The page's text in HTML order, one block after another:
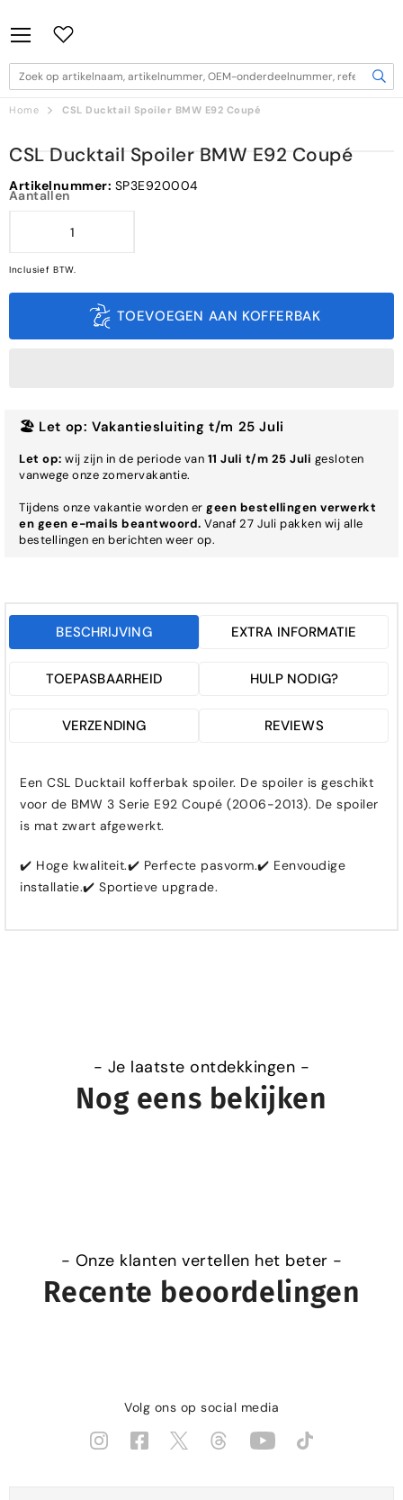
Home > CSL Ducktail Spoiler BMW E92 Coupé
NAAR
CSL Ducktail Spoiler BMW E92 Coupé
Artikelnummer: SP3E920004
Aantallen
Inclusief BTW.
TOEVOEGEN AAN KOFFERBAK
🏖️ Let op: Vakantiesluiting t/m 25 Juli
Let op: wij zijn in de periode van 11 Juli t/m 25 Juli gesloten
vanwege onze zomervakantie.
Tijdens onze vakantie worden er geen bestellingen verwerkt
en geen e-mails beantwoord. Vanaf 27 Juli pakken wij alle
bestellingen en berichten weer op.
BESCHRIJVING EXTRA INFORMATIE
TOEPASBAARHEID HULP NODIG?
VERZENDING REVIEWS
Een CSL Ducktail kofferbak spoiler. De spoiler is geschikt
voor de BMW 3 Serie E92 Coupé (2006-2013). De spoiler
is mat zwart afgewerkt.
✔️ Hoge kwaliteit.✔️ Perfecte pasvorm.✔️ Eenvoudige
installatie.✔️ Sportieve upgrade.
- Je laatste ontdekkingen -
Nog eens bekijken
- Onze klanten vertellen het beter -
Recente beoordelingen
Volg ons op social media